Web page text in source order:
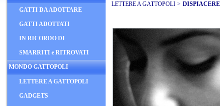
GATTI DA ADOTTARE
GATTI ADOTTATI
IN RICORDO DI
SMARRITI e RITROVATI
MONDO GATTOPOLI
LETTERE A GATTOPOLI
GADGETS
LETTERE A GATTOPOLI >